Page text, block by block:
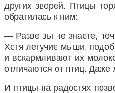
других зверей. Птицы
обратилась к ним:
— Разве вы не знаете,
Хотя летучие мыши,
и вскармливают их
отличаются от птиц. Даже
И птицы на радостях